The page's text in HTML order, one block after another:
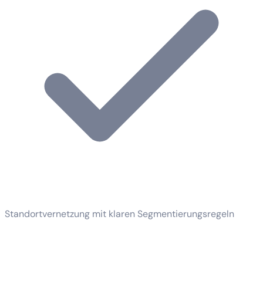
Standortvernetzung mit klaren Segmentierungsregeln